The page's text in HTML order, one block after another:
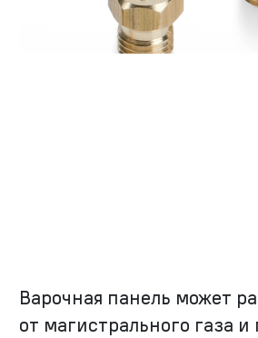
Варочная панель может
от магистрального газа и